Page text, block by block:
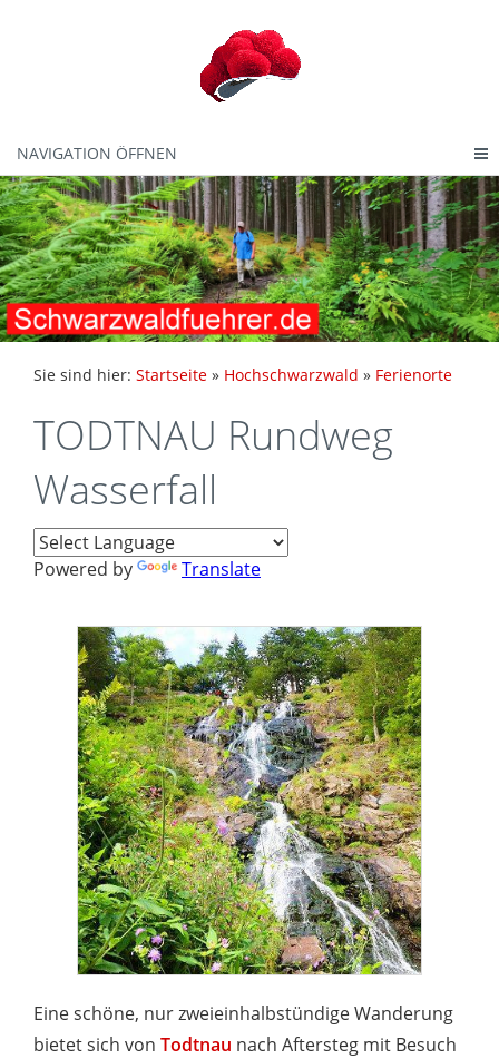
NAVIGATION ÖFFNEN
Sie sind hier: Startseite » Hochschwarzwald » Ferienorte
TODTNAU Rundweg
Wasserfall
Powered by Translate
Eine schöne, nur zweieinhalbstündige Wanderung
bietet sich von Todtnau nach Aftersteg mit Besuch